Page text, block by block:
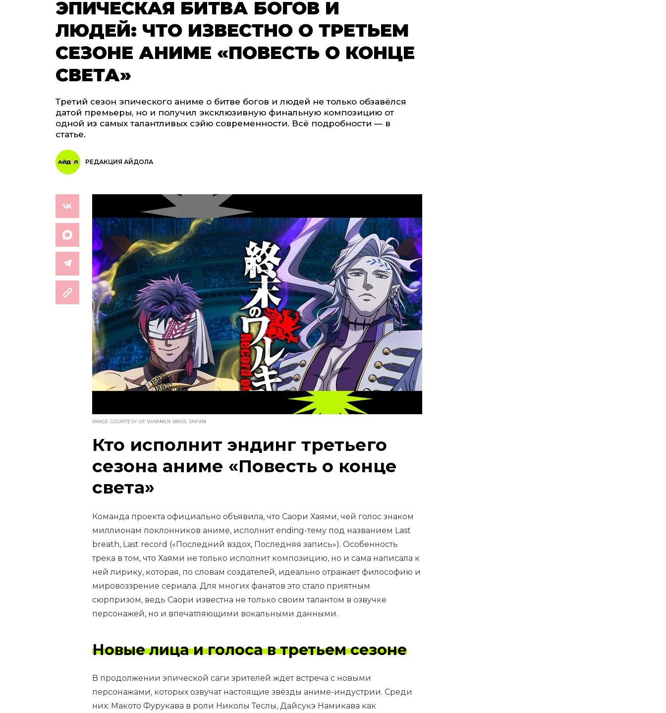
ЭПИЧЕСКАЯ БИТВА БОГОВ И
ЛЮДЕЙ: ЧТО ИЗВЕСТНО О ТРЕТЬЕМ
СЕЗОНЕ АНИМЕ «ПОВЕСТЬ О КОНЦЕ
СВЕТА»
Третий сезон эпического аниме о битве богов и людей не только обзавёлся
датой премьеры, но и получил эксклюзивную финальную композицию от
одной из самых талантливых сэйю современности. Всё подробности — в
статье.
РЕДАКЦИЯ АЙДОЛА
IMAGE COURTESY OF WARNER BROS. JAPAN
Кто исполнит эндинг третьего
сезона аниме «Повесть о конце
света»
Команда проекта официально объявила, что Саори Хаями, чей голос знаком
миллионам поклонников аниме, исполнит ending-тему под названием Last
breath, Last record («Последний вздох, Последняя запись»). Особенность
трека в том, что Хаями не только исполнит композицию, но и сама написала к
ней лирику, которая, по словам создателей, идеально отражает философию и
мировоззрение сериала. Для многих фанатов это стало приятным
сюрпризом, ведь Саори известна не только своим талантом в озвучке
персонажей, но и впечатляющими вокальными данными.
Новые лица и голоса в третьем сезоне
В продолжении эпической саги зрителей ждет встреча с новыми
персонажами, которых озвучат настоящие звёзды аниме-индустрии. Среди
них: Макото Фурукава в роли Николы Теслы, Дайсукэ Намикава как